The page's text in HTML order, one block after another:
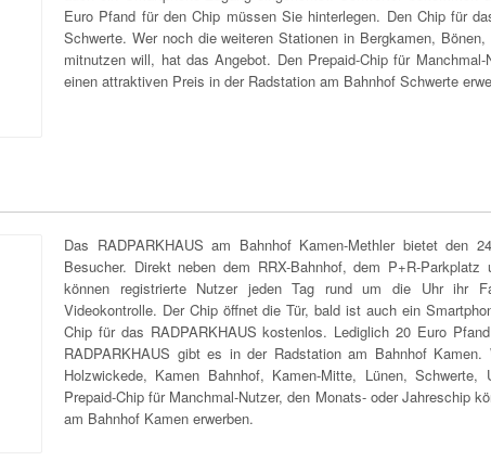
Euro Pfand für den Chip müssen Sie hinterlegen. Den Chip für
Schwerte. Wer noch die weiteren Stationen in Bergkamen,
mitnutzen will, hat das Angebot. Den Prepaid-Chip für
einen attraktiven Preis in der Radstation am Bahnhof Schwerte
Das RADPARKHAUS am Bahnhof Kamen-Methler bietet den
Besucher. Direkt neben dem RRX-Bahnhof, dem P+R-
können registrierte Nutzer jeden Tag rund um die Uhr ihr
Videokontrolle. Der Chip öffnet die Tür, bald ist auch ein
Chip für das RADPARKHAUS kostenlos. Lediglich 20 Euro
RADPARKHAUS gibt es in der Radstation am Bahnhof
Holzwickede, Kamen Bahnhof, Kamen-Mitte, Lünen,
Prepaid-Chip für Manchmal-Nutzer, den Monats- oder Jahreschip
am Bahnhof Kamen erwerben.